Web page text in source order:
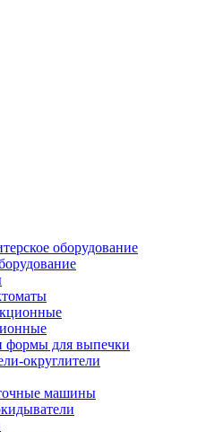
оборудование
формы для выпечки
округлители
машины